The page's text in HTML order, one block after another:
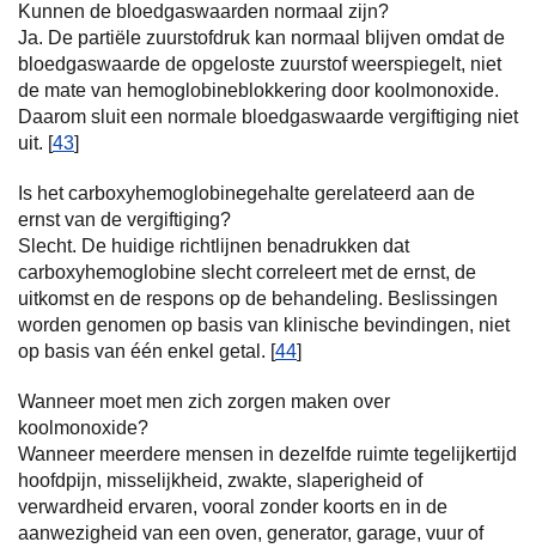
Kunnen de bloedgaswaarden normaal zijn?
Ja. De partiële zuurstofdruk kan normaal blijven omdat de
bloedgaswaarde de opgeloste zuurstof weerspiegelt, niet
de mate van hemoglobineblokkering door koolmonoxide.
Daarom sluit een normale bloedgaswaarde vergiftiging niet
uit. [43]
Is het carboxyhemoglobinegehalte gerelateerd aan de
ernst van de vergiftiging?
Slecht. De huidige richtlijnen benadrukken dat
carboxyhemoglobine slecht correleert met de ernst, de
uitkomst en de respons op de behandeling. Beslissingen
worden genomen op basis van klinische bevindingen, niet
op basis van één enkel getal. [44]
Wanneer moet men zich zorgen maken over
koolmonoxide?
Wanneer meerdere mensen in dezelfde ruimte tegelijkertijd
hoofdpijn, misselijkheid, zwakte, slaperigheid of
verwardheid ervaren, vooral zonder koorts en in de
aanwezigheid van een oven, generator, garage, vuur of